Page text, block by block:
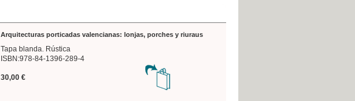
Arquitecturas porticadas valencianas: lonjas, porches y riuraus
Tapa blanda. Rústica
ISBN:978-84-1396-289-4
30,00 €